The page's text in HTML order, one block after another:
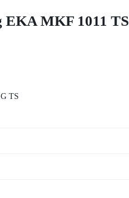
EKA MKF 1011 TS